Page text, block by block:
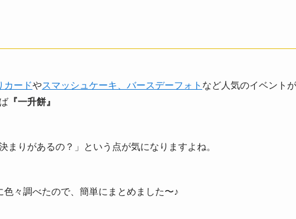
カードやスマッシュケーキ、バースデーフォト など人気のイベントが
『一升餅』
りがあるの？」という点が気になりますよね。
々調べたので、簡単にまとめました〜♪